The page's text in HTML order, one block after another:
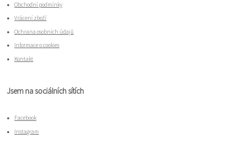
Obchodní podmínky
Vrácení zboží
Ochrana osobních údajů
Informace o cookies
Kontakt
Jsem na sociálních sítích
Facebook
Instagram